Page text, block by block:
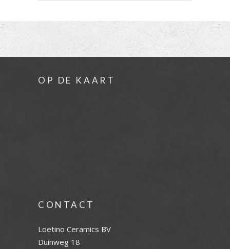
OP DE KAART
CONTACT
Loetino Ceramics BV
Duinweg 18